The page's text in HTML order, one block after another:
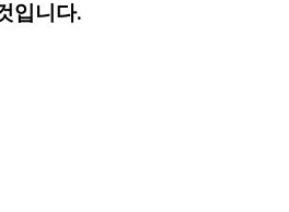
입니다.